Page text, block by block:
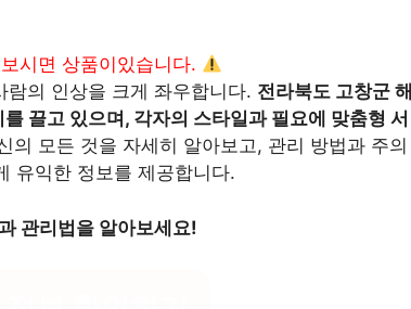
시면 상품이있습니다.
의 인상을 크게 좌우합니다. 전라북도 고창군 해
끌고 있으며, 각자의 스타일과 필요에 맞춤형 서
의 모든 것을 자세히 알아보고, 관리 방법과 주의
유익한 정보를 제공합니다.
관리법을 알아보세요!